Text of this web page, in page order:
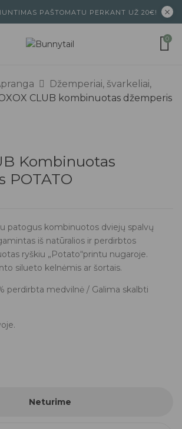
PAŠTOMATU PERKANT UŽ 20€!
0
Džemperiai, švarkeliai,
CLUB kombinuotas džemperis
Kombinuotas
POTATO
patogus kombinuotos dviejų spalvų
iš natūralios ir perdirbtos
ryškiu „Potato“printu nugaroje.
silueto kelnėmis ar šortais.
perdirbta medvilnė / Galima skalbti
Neturime